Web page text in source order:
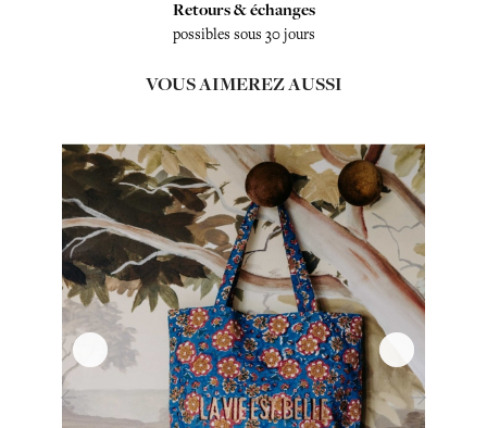
Retours & échanges
possibles sous 30 jours
VOUS AIMEREZ AUSSI